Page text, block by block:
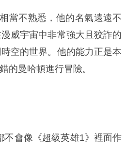
不熟悉，他的名氣遠遠不
威宇宙中非常強大且狡詐的
空的世界。他的能力正是本
的曼哈頓進行冒險。
不會像《超級英雄1》裡面作